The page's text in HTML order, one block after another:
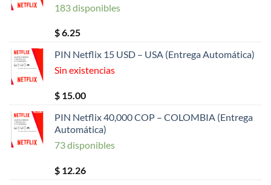
183 disponibles
$6.25
PIN Netflix 15 USD – USA (Entrega Automática)
Sin existencias
$ 15.00
PIN Netflix 40,000 COP – COLOMBIA (Entrega
Automática)
73 disponibles
$ 12.26